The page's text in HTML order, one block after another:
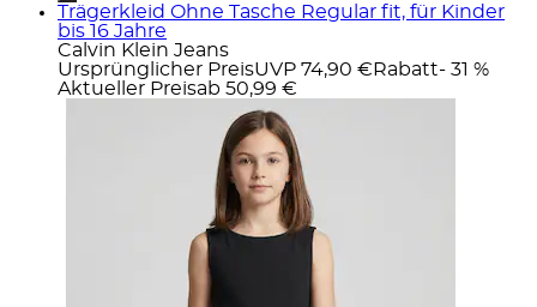
Trägerkleid Ohne Tasche Regular fit, für Kinder
bis 16 Jahre
Calvin Klein Jeans
Ursprünglicher PreisUVP 74,90 € Rabatt- 31 %
Aktueller Preisab 50,99 €